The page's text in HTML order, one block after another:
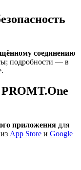
соединению
подробности — в
приложения для
App Store и Google